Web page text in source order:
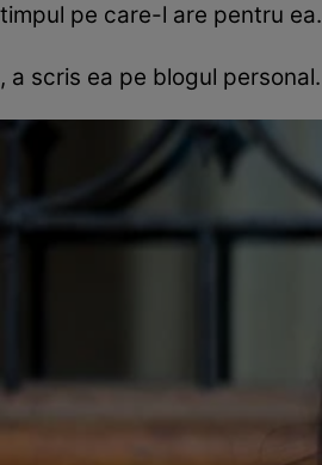
timpul pe care-l are pentru ea.
, a scris ea pe blogul personal.